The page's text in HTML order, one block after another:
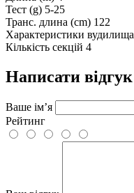
Тест (g) 5-25
Транс. длина (cm) 122
Характеристики вудилища
Кількість секцій 4
Написати відгук
Ваше ім’я
Рейтинг